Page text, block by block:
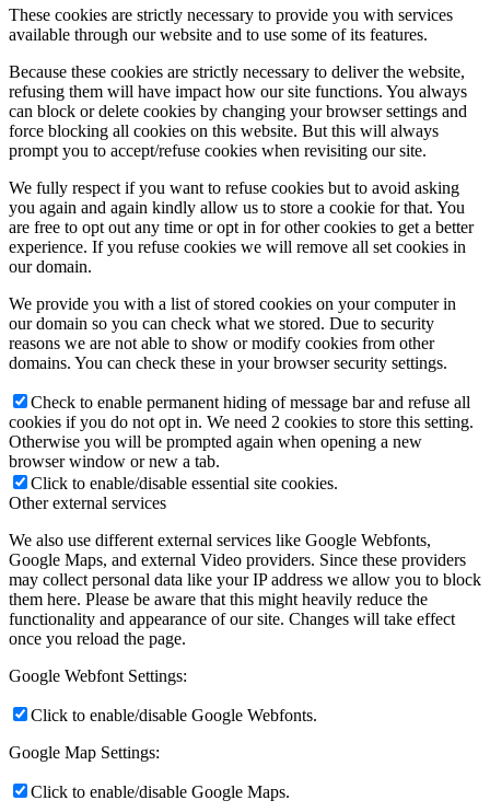
These cookies are strictly necessary to provide you with services
available through our website and to use some of its features.
Because these cookies are strictly necessary to deliver the website,
refusing them will have impact how our site functions. You always
can block or delete cookies by changing your browser settings and
force blocking all cookies on this website. But this will always
prompt you to accept/refuse cookies when revisiting our site.
We fully respect if you want to refuse cookies but to avoid asking
you again and again kindly allow us to store a cookie for that. You
are free to opt out any time or opt in for other cookies to get a better
experience. If you refuse cookies we will remove all set cookies in
our domain.
We provide you with a list of stored cookies on your computer in
our domain so you can check what we stored. Due to security
reasons we are not able to show or modify cookies from other
domains. You can check these in your browser security settings.
Check to enable permanent hiding of message bar and refuse all
cookies if you do not opt in. We need 2 cookies to store this setting.
Otherwise you will be prompted again when opening a new
browser window or new a tab.
Click to enable/disable essential site cookies.
Other external services
We also use different external services like Google Webfonts,
Google Maps, and external Video providers. Since these providers
may collect personal data like your IP address we allow you to block
them here. Please be aware that this might heavily reduce the
functionality and appearance of our site. Changes will take effect
once you reload the page.
Google Webfont Settings:
Click to enable/disable Google Webfonts.
Google Map Settings:
Click to enable/disable Google Maps.